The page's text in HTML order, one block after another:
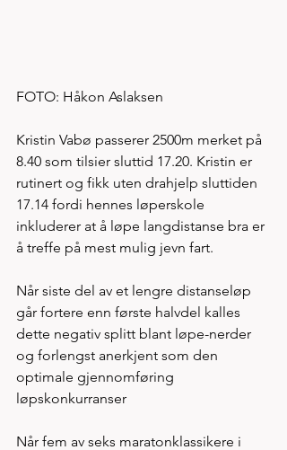
FOTO: Håkon Aslaksen
Kristin Vabø passerer 2500m merket på
8.40 som tilsier sluttid 17.20. Kristin er
rutinert og fikk uten drahjelp sluttiden
17.14 fordi hennes løperskole
inkluderer at å løpe langdistanse bra er
å treffe på mest mulig jevn fart.
Når siste del av et lengre distanseløp
går fortere enn første halvdel kalles
dette negativ splitt blant løpe-nerder
og forlengst anerkjent som den
optimale gjennomføring
løpskonkurranser
Når fem av seks maratonklassikere i